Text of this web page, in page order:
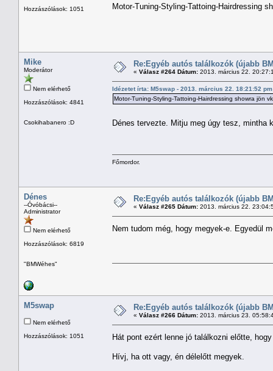
Hozzászólások: 1051
Motor-Tuning-Styling-Tattoing-Hairdressing
Mike
Moderátor
Nem elérhető
Hozzászólások: 4841
Csokihabanero :D
Re:Egyéb autós találkozók (újabb
« Válasz #264 Dátum: 2013. március 22.
Idézetet írta: M5swap - 2013. március 22. 18:21:52 pm
Motor-Tuning-Styling-Tattoing-Hairdressing showra jön
Dénes tervezte. Mitju meg úgy tesz,
Főmordor.
Dénes
--Óvóbácsi--
Administrator
Nem elérhető
Hozzászólások: 6819
"BMWéhes"
Re:Egyéb autós találkozók (újabb
« Válasz #265 Dátum: 2013. március 22.
Nem tudom még, hogy megyek-e. Egyedül
M5swap
Nem elérhető
Hozzászólások: 1051
Re:Egyéb autós találkozók (újabb
« Válasz #266 Dátum: 2013. március 23.
Hát pont ezért lenne jó találkozni előtte,
Hívj, ha ott vagy, én délelőtt megyek.